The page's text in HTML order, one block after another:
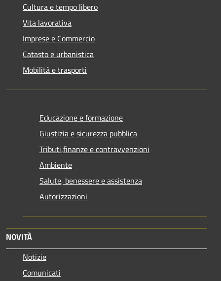
Cultura e tempo libero
Vita lavorativa
Imprese e Commercio
Catasto e urbanistica
Mobilità e trasporti
Educazione e formazione
Giustizia e sicurezza pubblica
Tributi,finanze e contravvenzioni
Ambiente
Salute, benessere e assistenza
Autorizzazioni
NOVITÀ
Notizie
Comunicati